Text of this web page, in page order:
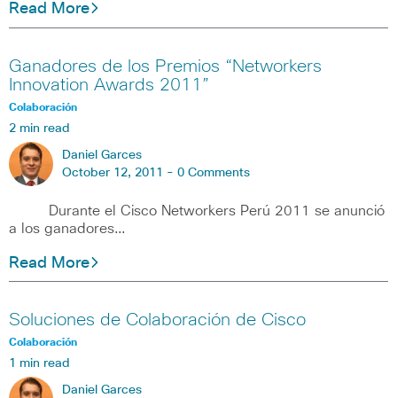
Read More
Ganadores de los Premios “Networkers
Innovation Awards 2011”
Colaboración
2 min read
Daniel Garces
October 12, 2011 - 0 Comments
Durante el Cisco Networkers Perú 2011 se anunció
a los ganadores…
Read More
Soluciones de Colaboración de Cisco
Colaboración
1 min read
Daniel Garces